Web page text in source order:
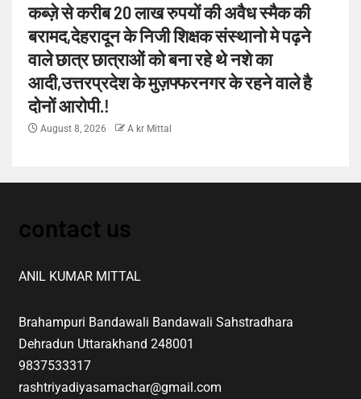
कब्ज़े से करीब 20 लाख रुपयों की अवैध स्मैक की
बरामद,देहरादून के निजी शिक्षक संस्थानो मे पढ़ने
वाले छात्र छात्राओं को बना रहे थे नशे का
आदी,उत्तरप्रदेश के मुज़फ्फरनगर के रहने वाले है
दोनों आरोपी.!
August 8, 2026 A kr Mittal
contact us
ANIL KUMAR MITTAL
Brahampuri Bandawali Bandawali Sahstradhara
Dehradun Uttarakhand 248001
9837533317
rashtriyadiyasamachar@gmail.com